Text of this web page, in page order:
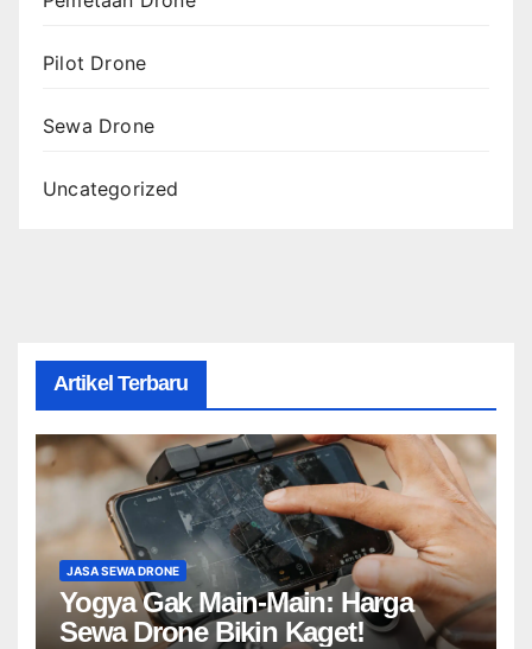
Pilot Drone
Sewa Drone
Uncategorized
Artikel Terbaru
JASA SEWA DRONE
Yogya Gak Main-Main: Harga
Sewa Drone Bikin Kaget!